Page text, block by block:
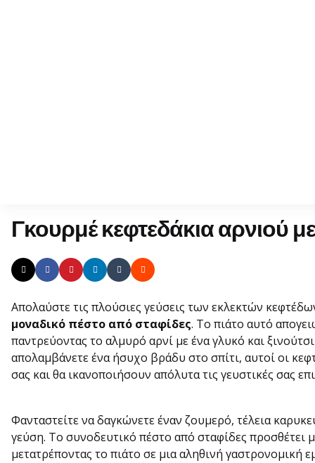
Γκουρμέ κεφτεδάκια αρνιού
Απολαύστε τις πλούσιες γεύσεις των εκλεκτών
μοναδικό πέστο από σταφίδες. Το πιάτο αυτό
παντρεύοντας το αλμυρό αρνί με ένα γλυκό και
απολαμβάνετε ένα ήσυχο βράδυ στο σπίτι, αυτοί οι
σας και θα ικανοποιήσουν απόλυτα τις γευστικές σας
Φανταστείτε να δαγκώνετε έναν ζουμερό, τέλεια
γεύση. Το συνοδευτικό πέστο από σταφίδες προσθέτει
μετατρέποντας το πιάτο σε μια αληθινή γαστρονομική